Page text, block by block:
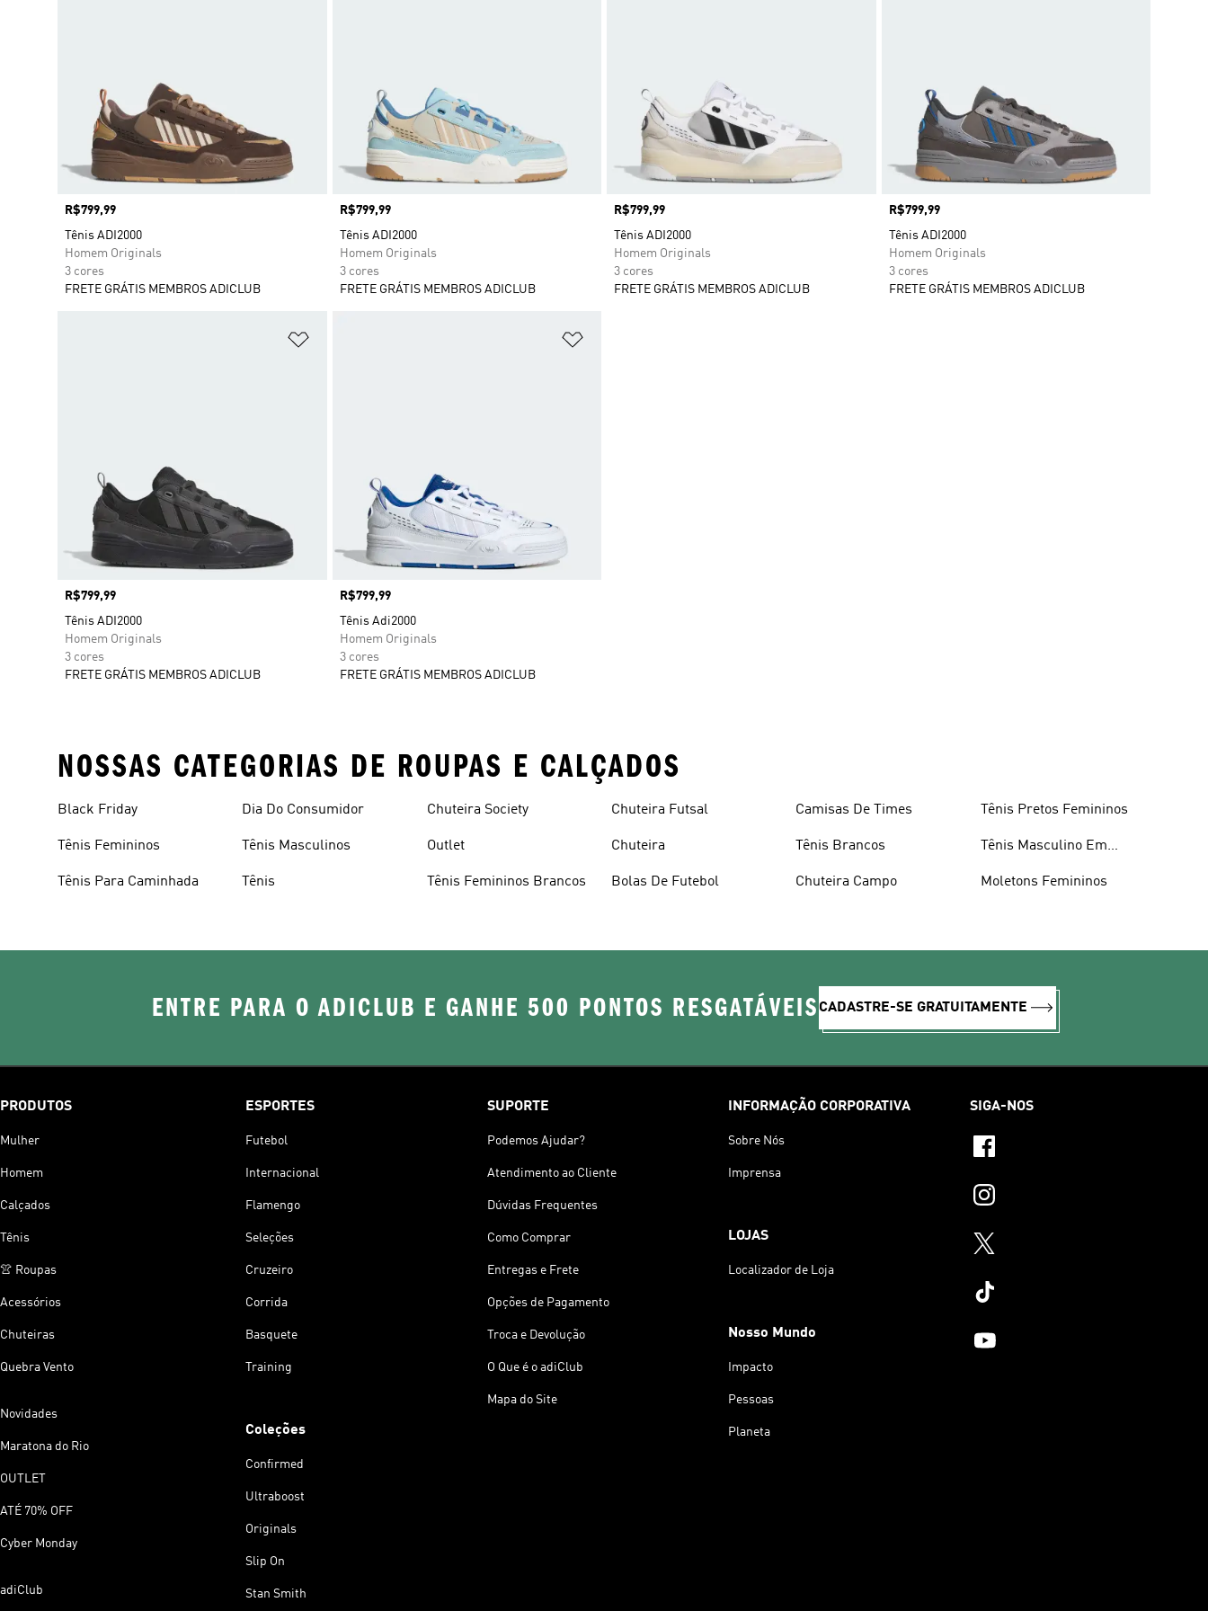
Preço
R$799,99
Tênis ADI2000
Homem Originals
3 cores
FRETE GRÁTIS MEMBROS ADICLUB
Preço
R$799,99
Tênis ADI2000
Homem Originals
3 cores
FRETE GRÁTIS MEMBROS ADICLUB
Preço
R$799,99
Tênis ADI2000
Homem Originals
3 cores
FRETE GRÁTIS MEMBROS ADICLUB
Preço
R$799,99
Tênis ADI2000
Homem Originals
3 cores
FRETE GRÁTIS MEMBROS ADICLUB
Preço
R$799,99
Tênis ADI2000
Homem Originals
3 cores
FRETE GRÁTIS MEMBROS ADICLUB
Preço
R$799,99
Tênis Adi2000
Homem Originals
3 cores
FRETE GRÁTIS MEMBROS ADICLUB
NOSSAS CATEGORIAS DE ROUPAS E CALÇADOS
Black Friday
Tênis Femininos
Tênis Para Caminhada
Dia Do Consumidor
Tênis Masculinos
Tênis
Chuteira Society
Outlet
Tênis Femininos Brancos
Chuteira Futsal
Chuteira
Bolas De Futebol
Camisas De Times
Tênis Brancos
Chuteira Campo
Tênis Pretos Femininos
Tênis Masculino Em
Moletons Femininos
ENTRE PARA O ADICLUB E GANHE 500 PONTOS RESGATÁVEIS CADASTRE-SE GRATUITAMENTE
PRODUTOS
Mulher
Homem
Calçados
Tênis
👚 Roupas
Acessórios
Chuteiras
Quebra Vento
Novidades
Maratona do Rio
OUTLET
ATÉ 70% OFF
Cyber Monday
adiClub
ESPORTES
Futebol
Internacional
Flamengo
Seleções
Cruzeiro
Corrida
Basquete
Training
Coleções
Confirmed
Ultraboost
Originals
Slip On
Stan Smith
SUPORTE
Podemos Ajudar?
Atendimento ao Cliente
Dúvidas Frequentes
Como Comprar
Entregas e Frete
Opções de Pagamento
Troca e Devolução
O Que é o adiClub
Mapa do Site
INFORMAÇÃO CORPORATIVA
Sobre Nós
Imprensa
LOJAS
Localizador de Loja
Nosso Mundo
Impacto
Pessoas
Planeta
SIGA-NOS